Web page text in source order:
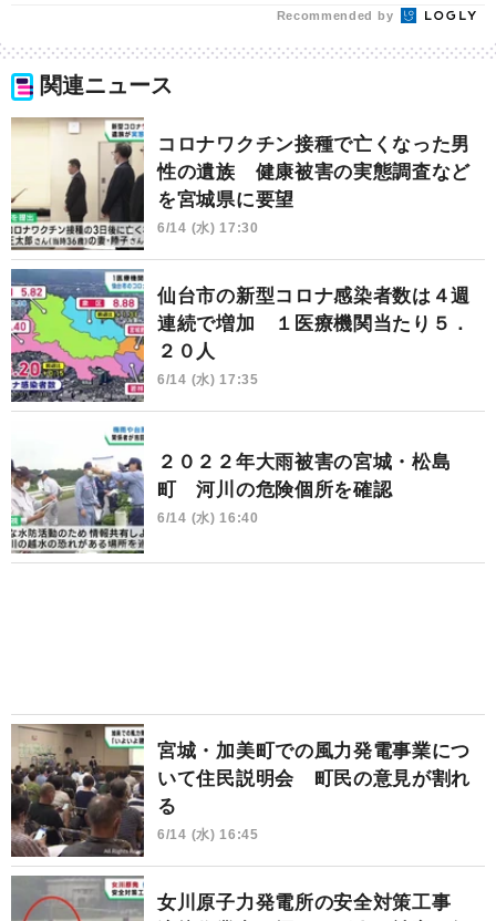
Recommended by
関連ニュース
コロナワクチン接種で亡くなった男
性の遺族 健康被害の実態調査など
を宮城県に要望
6/14 (水) 17:30
仙台市の新型コロナ感染者数は４週
連続で増加 １医療機関当たり５．
２０人
6/14 (水) 17:35
２０２２年大雨被害の宮城・松島
町 河川の危険個所を確認
6/14 (水) 16:40
宮城・加美町での風力発電事業につ
いて住民説明会 町民の意見が割れ
る
6/14 (水) 16:45
女川原子力発電所の安全対策工事